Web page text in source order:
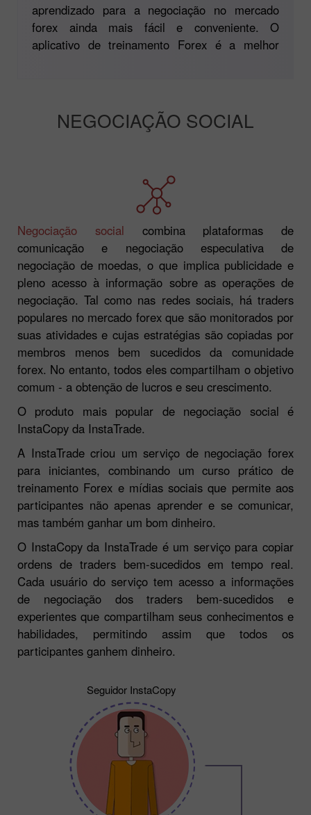
Um aplicativo móvel pode fazer o seu
aprendizado para a negociação no mercado
forex ainda mais fácil e conveniente. O
câmbio e passar para a prática de negociação
forex o mais rápido possível.
Negociação social combina plataformas de
comunicação e negociação especulativa de
negociação de moedas, o que implica publicidade e
pleno acesso à informação sobre as operações de
negociação. Tal como nas redes sociais, há traders
populares no mercado forex que são monitorados por
suas atividades e cujas estratégias são copiadas por
membros menos bem sucedidos da comunidade
forex. No entanto, todos eles compartilham o objetivo
comum - a obtenção de lucros e seu crescimento.
O produto mais popular de negociação social é
InstaCopy da InstaTrade.
A InstaTrade criou um serviço de negociação forex
para iniciantes, combinando um curso prático de
treinamento Forex e mídias sociais que permite aos
participantes não apenas aprender e se comunicar,
mas também ganhar um bom dinheiro.
O InstaCopy da InstaTrade é um serviço para copiar
ordens de traders bem-sucedidos em tempo real.
Cada usuário do serviço tem acesso a informações
de negociação dos traders bem-sucedidos e
experientes que compartilham seus conhecimentos e
habilidades, permitindo assim que todos os
Seguidor InstaCopy